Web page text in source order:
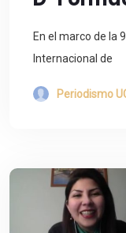
En el marco de la
Internacional de
Periodismo